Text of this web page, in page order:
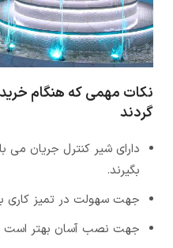
نکات مهمی که هنگام
گردند
دارای شیر کنترل جریان می
بگیرند.
جهت سهولت در تمیز کاری
جهت نصب آسان بهتر است